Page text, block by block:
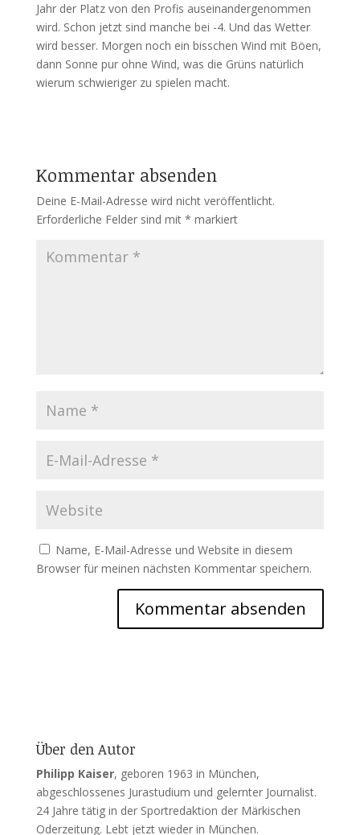
Jahr der Platz von den Profis auseinandergenommen
wird. Schon jetzt sind manche bei -4. Und das Wetter
wird besser. Morgen noch ein bisschen Wind mit Böen,
dann Sonne pur ohne Wind, was die Grüns natürlich
wierum schwieriger zu spielen macht.
Kommentar absenden
Deine E-Mail-Adresse wird nicht veröffentlicht.
Erforderliche Felder sind mit * markiert
Name, E-Mail-Adresse und Website in diesem
Browser für meinen nächsten Kommentar speichern.
Über den Autor
Philipp Kaiser, geboren 1963 in München,
abgeschlossenes Jurastudium und gelernter Journalist.
24 Jahre tätig in der Sportredaktion der Märkischen
Oderzeitung. Lebt jetzt wieder in München.